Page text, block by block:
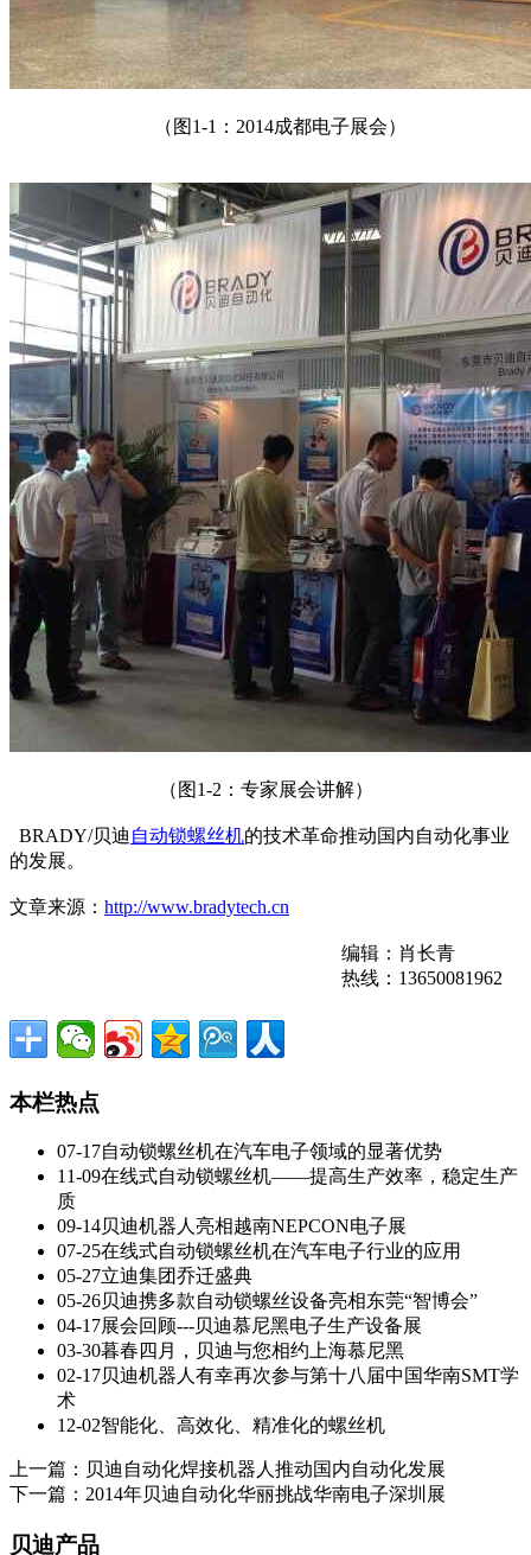
（图1-1：2014成都电子展会）
（图1-2：专家展会讲解）
BRADY/贝迪 自动锁螺丝机的技术革命推动国内自动化事业
的发展。
文章来源： http://www.bradytech.cn
编辑：肖长青
热线：13650081962
本栏热点
07-17自动锁螺丝机在汽车电子领域的显著优势
11-09在线式自动锁螺丝机——提高生产效率，稳定生产
质
09-14贝迪机器人亮相越南NEPCON电子展
07-25在线式自动锁螺丝机在汽车电子行业的应用
05-27立迪集团乔迁盛典
05-26贝迪携多款自动锁螺丝设备亮相东莞“智博会”
04-17展会回顾---贝迪慕尼黑电子生产设备展
03-30暮春四月，贝迪与您相约上海慕尼黑
02-17贝迪机器人有幸再次参与第十八届中国华南SMT学
术
12-02智能化、高效化、精准化的螺丝机
上一篇： 贝迪自动化焊接机器人推动国内自动化发展
下一篇： 2014年贝迪自动化华丽挑战华南电子深圳展
贝迪产品